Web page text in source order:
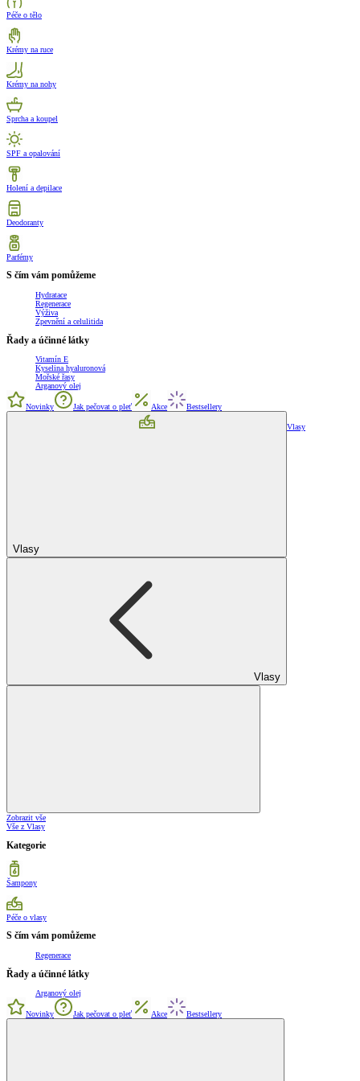
Péče o tělo
Krémy na ruce
Krémy na nohy
Sprcha a koupel
SPF a opalování
Holení a depilace
Deodoranty
Parfémy
S čím vám pomůžeme
Hydratace
Regenerace
Výživa
Zpevnění a celulitida
Řady a účinné látky
Vitamín E
Kyselina hyaluronová
Mořské řasy
Arganový olej
Novinky Jak pečovat o pleť Akce Bestsellery
Vlasy
Vlasy
Vlasy
Zobrazit vše
Vše z Vlasy
Kategorie
Šampony
Péče o vlasy
S čím vám pomůžeme
Regenerace
Řady a účinné látky
Arganový olej
Novinky Jak pečovat o pleť Akce Bestsellery